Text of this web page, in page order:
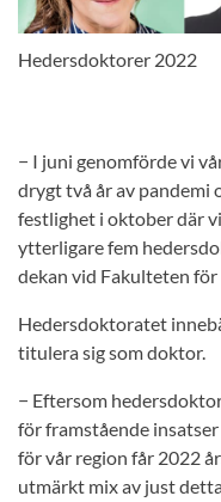
Hedersdoktorer 2022
− I juni genomförde vi
drygt två år av pandemi
festlighet i oktober där
ytterligare fem
dekan vid Fakulteten
Hedersdoktoratet
titulera sig som doktor.
− Eftersom
för framstående
för vår region får 2022
utmärkt mix av just